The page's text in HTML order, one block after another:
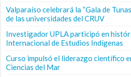
Valparaíso celebrará la “Gala de
de las universidades del CRUV
Investigador UPLA participó en
Internacional de Estudios Indígenas
Curso impulsó el liderazgo científico
Ciencias del Mar